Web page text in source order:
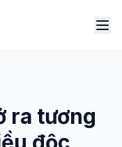
ra tương